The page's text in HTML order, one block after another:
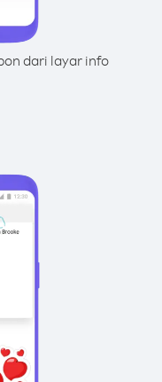
dari layar info